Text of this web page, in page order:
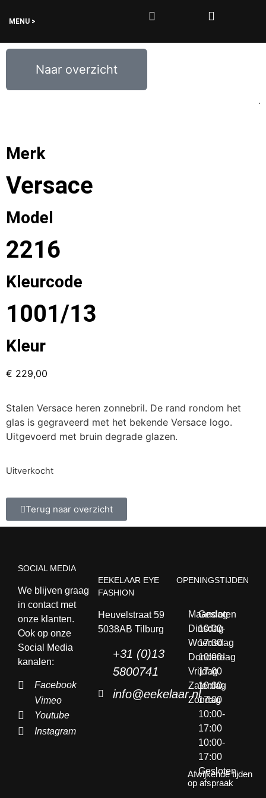
MENU >
Naar overzicht
0,00
Merk
Versace
Model
2216
Kleurcode
1001/13
Kleur
€ 229,00
Stalen Versace heren zonnebril. De rand rondom het
glas is gegraveerd met het bekende Versace logo.
Uitgevoerd met bruin degrade glazen.
Uitverkocht
Terug naar overzicht
SOCIAL MEDIA
We blijven graag
in contact met
onze klanten.
Ook op onze
Social Media
kanalen:
Facebook
Vimeo
Youtube
Instagram
EEKELAAR EYE
FASHION
Heuvelstraat 59
5038AB Tilburg
+31 (0)13
5800741
info@eekelaar.nl
OPENINGSTIJDEN
Maandag
Dinsdag
Woensdag
Donderdag
Vrijdag
Zaterdag
Zondag
Gesloten
10:00-
17:00
10:00-
17:00
10:00-
17:00
10:00-
17:00
10:00-
17:00
Gesloten
Afwijkende tijden
op afspraak